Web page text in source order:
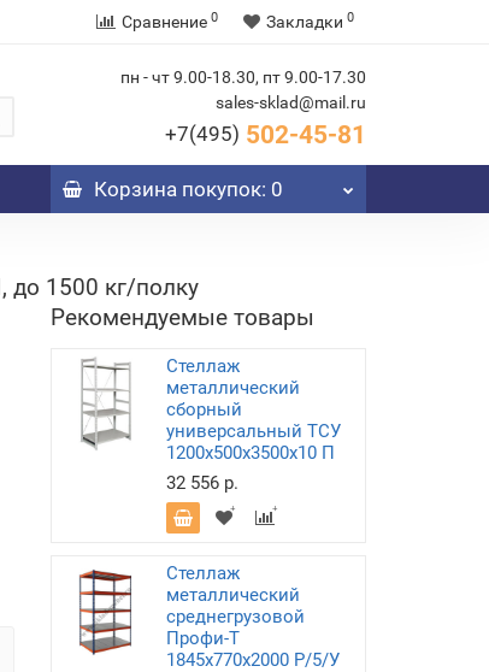
Сравнение 0 Закладки 0
пн - чт 9.00-18.30, пт 9.00-17.30
sales-sklad@mail.ru
+7(495) 502-45-81
Корзинапокупок: 0
до 1500 кг/полку
Рекомендуемые товары
Стеллаж
металлический
сборный
универсальный ТСУ
1200х500х3500х10 П
32 556 р.
Стеллаж
металлический
среднегрузовой
Профи-Т
1845х770х2000 P/5/У